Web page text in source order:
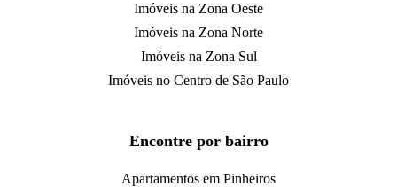
Imóveis na Zona Oeste
Imóveis na Zona Norte
Imóveis na Zona Sul
Imóveis no Centro de São Paulo
Encontre por bairro
Apartamentos em Pinheiros